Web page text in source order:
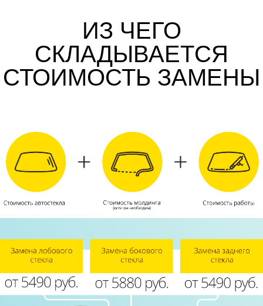
ИЗ ЧЕГО
СКЛАДЫВАЕТСЯ
СТОИМОСТЬ ЗАМЕНЫ